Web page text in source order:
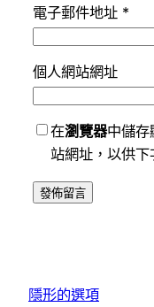
電子郵件地址 *
個人網站網址
在瀏覽器中儲存
站網址，以供下
隱形的選項